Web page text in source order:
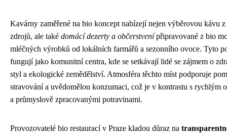
Kavárny zaměřené na bio koncept nabízejí nejen výběrovou kávu
zdrojů, ale také domácí dezerty a občerstvenípřipravované z bio
mléčných výrobků od lokálních farmářů a sezonního ovoce. Tyto
fungují jako komunitní centra, kde se setkávají lidé se zájmem o
styl a ekologické zemědělství. Atmosféra těchto míst podporuje
stravování a uvědomělou konzumaci, což je v kontrastu s rychlým
a průmyslově zpracovanými potravinami.
Provozovatelé bio restaurací v Praze kladou důraz na